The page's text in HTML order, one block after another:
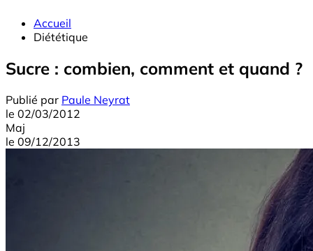
Accueil
Diététique
Sucre : combien, comment et quand ?
Publié par Paule Neyrat
le 02/03/2012
Maj
le 09/12/2013